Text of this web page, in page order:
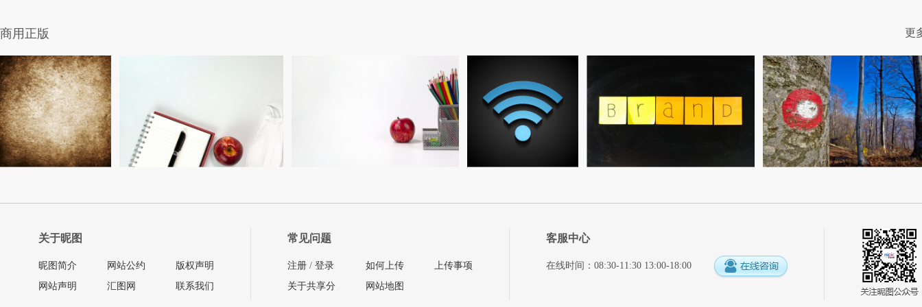
商用正版 更
关于昵图
昵图简介
网站声明
网站公约
汇图网
版权声明
联系我们
常见问题
注册 / 登录
关于共享分
如何上传
网站地图
上传事项
客服中心
在线时间：08:30-11:30 13:00-18:00